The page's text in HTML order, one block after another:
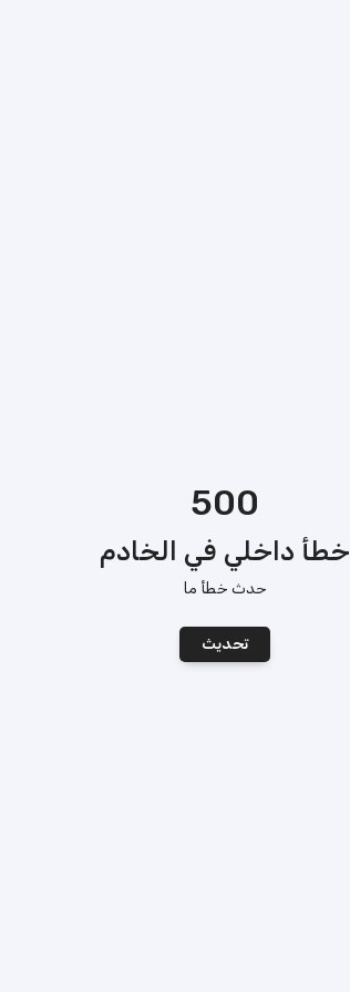
500
خطأ داخلي في الخادم
حدث خطأ ما
تحديث